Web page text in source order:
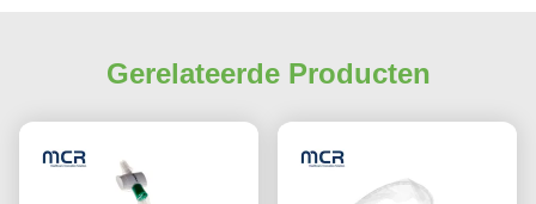
Gerelateerde Producten